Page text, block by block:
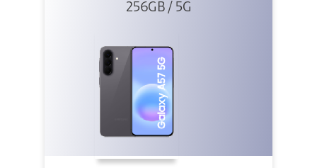
Gray
256GB / 5G